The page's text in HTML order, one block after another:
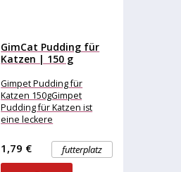
GimCat Pudding für
Katzen | 150 g
Gimpet Pudding für
Katzen 150gGimpet
Pudding für Katzen ist
eine leckere
enthält gesunde
Bestandteile der Milch
und ist
futterplatz
1,79 €